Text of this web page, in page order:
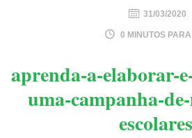
31/03/2020
0 MINUTOS
aprenda-a-elaborar-
uma-campanha-
escolares